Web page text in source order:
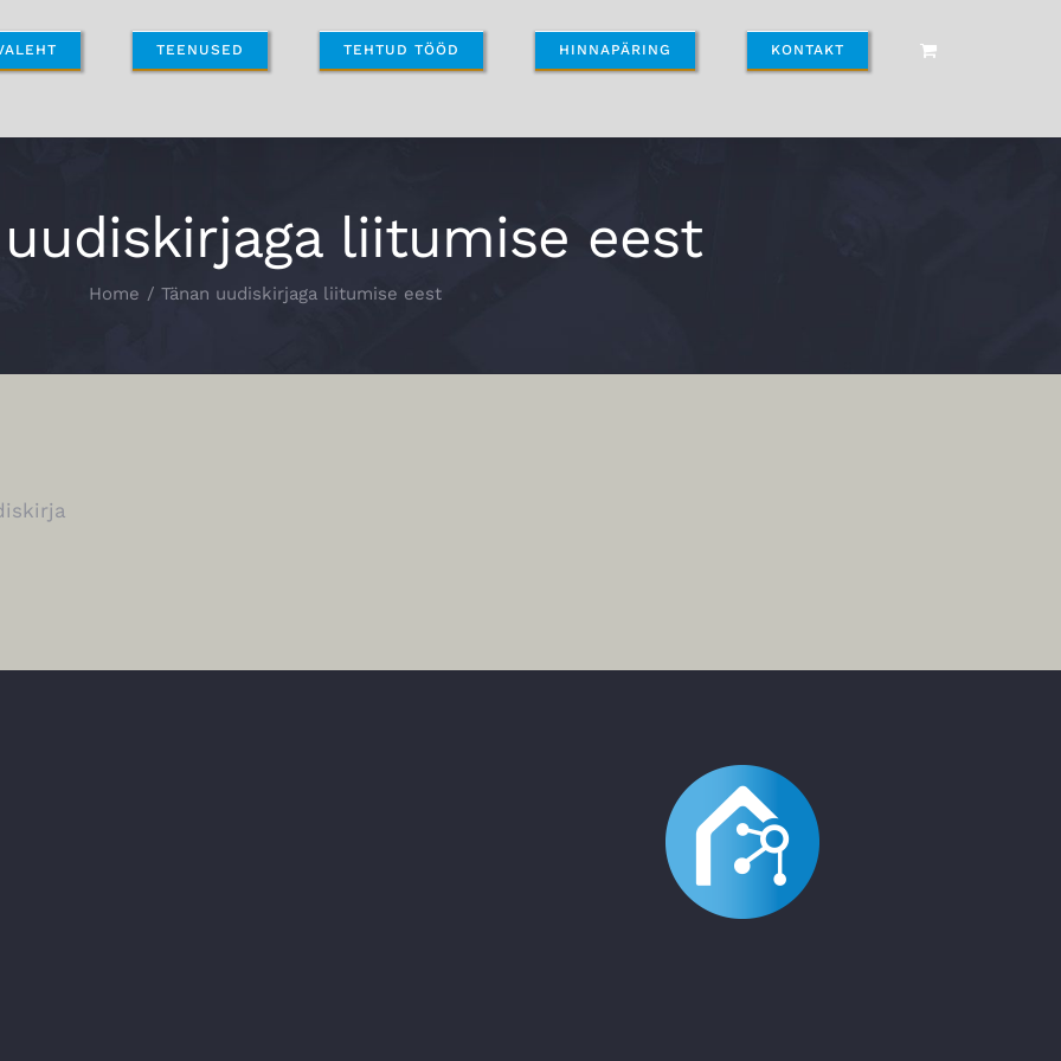
TEENUSED TEHTUD TÖÖD HINNAPÄRING KONTAKT
uudiskirjaga liitumise eest
Home Tänan uudiskirjaga liitumise eest